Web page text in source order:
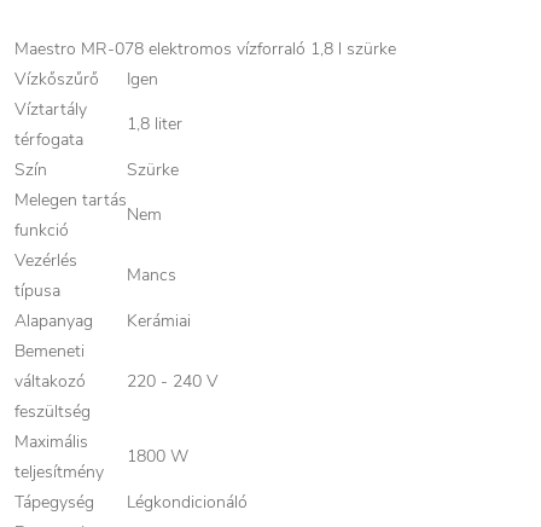
Maestro MR-078 elektromos vízforraló 1,8 l szürke
Vízkőszűrő
Igen
Víztartály
térfogata
1,8 liter
Szín
Szürke
Melegen tartás
funkció
Nem
Vezérlés
típusa
Mancs
Alapanyag
Kerámiai
Bemeneti
váltakozó
feszültség
220 - 240 V
Maximális
teljesítmény
1800 W
Tápegység
Légkondicionáló